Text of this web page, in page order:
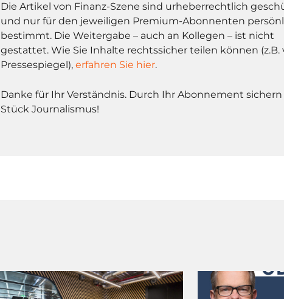
Die Artikel von Finanz-Szene sind urheberrechtlich
und nur für den jeweiligen Premium-Abonnenten
bestimmt. Die Weitergabe – auch an Kollegen – ist nicht
gestattet. Wie Sie Inhalte rechtssicher teilen können (z.B.
Pressespiegel), erfahren Sie hier.
Danke für Ihr Verständnis. Durch Ihr Abonnement sichern
Stück Journalismus!